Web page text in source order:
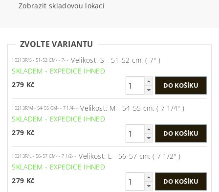
Zobrazit skladovou lokaci
ZVOLTE VARIANTU
10213R/S - 51-52 CM- - 7- - Velikost: S - 51-52 cm: ( 7" )
SKLADEM - EXPEDICE IHNED
279 Kč
10213R/M - 54-55 CM- - 7 1/4- - Velikost: M - 54-55 cm: ( 7 1/4" )
SKLADEM - EXPEDICE IHNED
279 Kč
10213R/L - 56-57 CM- - 7 1/2- - Velikost: L - 56-57 cm: ( 7 1/2" )
SKLADEM - EXPEDICE IHNED
279 Kč